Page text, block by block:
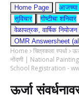
Home Page आजच्या
सुविचार
गोष्टीचा शनिवार
वेळापत्रक, वार्षिक नियोजन
OMR Answersheet
Home चित्रकला स्पर्धा
नोंदणी | National
School Registration -
ऊर्जा